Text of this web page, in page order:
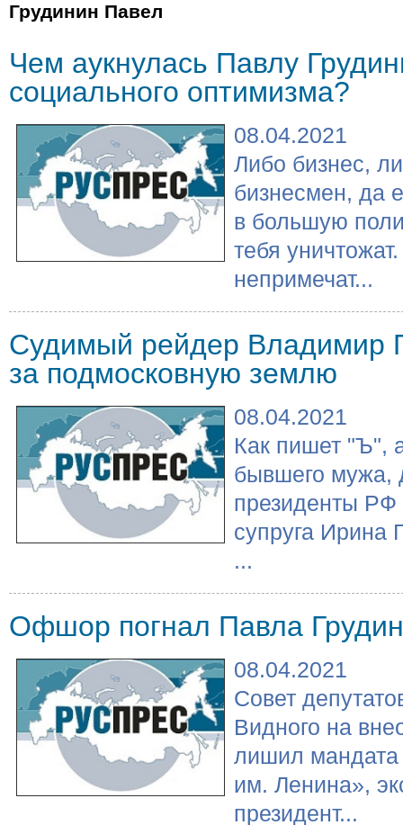
Грудинин Павел
Чем аукнулась Павлу
социального оптимизма?
08.04.2021
Либо бизнес,
бизнесмен, да
в большую
тебя
непримечат...
Судимый рейдер Владимир
за подмосковную землю
08.04.2021
Как пишет "Ъ",
бывшего мужа,
президенты РФ
супруга Ирина
...
Офшор погнал Павла
08.04.2021
Совет
Видного на
лишил мандата
им. Ленина»,
президент...